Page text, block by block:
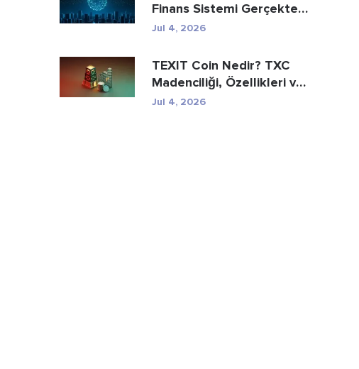
Finans Sistemi Gerçekte
Nedir (2026)
Jul 4, 2026
TEXIT Coin Nedir? TXC
Madenciliği, Özellikleri ve
Düzenleyici R...
Jul 4, 2026